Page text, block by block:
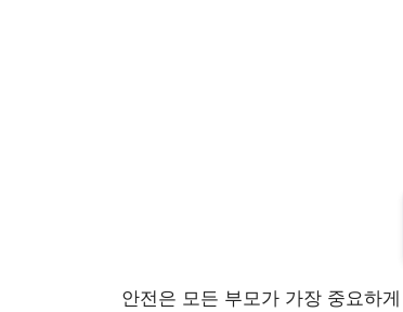
안전은 모든 부모가 가장 중요하